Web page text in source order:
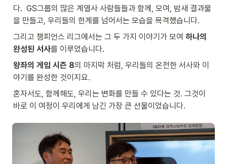
다.  GS그룹의 많은 계열사 사람들들과 함께, 모여, 밤새 결과물
을 만들고, 우리들의 한계를 넘어서는 모습을 목격했습니다.
그리고 챔피언스 리그에서는 그 두 가지 이야기가 모여 하나의
완성된 서사를 이루었습니다.
왕좌의 게임 시즌 8의 마지막 처럼, 우리들의 온전한 서사와 이
야기를 완성한 것이지요.
혼자서도, 함께해도, 우리는 변화를 만들 수 있다는 것. 그것이
바로 이 여정이 우리에게 남긴 가장 큰 선물이었습니다.